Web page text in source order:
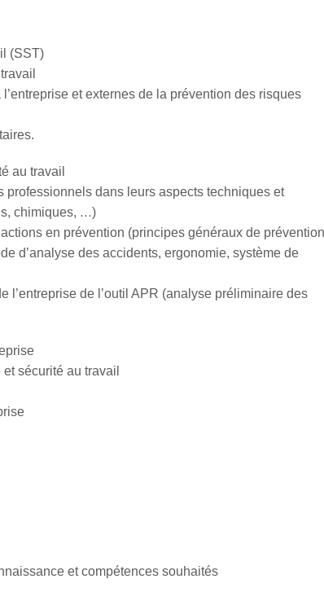
(SST)
et externes de la prévention des risques
au travail
dans leurs aspects techniques et
chimiques, …)
en prévention (principes généraux de
d’analyse des accidents, ergonomie, système de
l’entreprise de l’outil APR (analyse préliminaire des
sécurité au travail
et compétences souhaités